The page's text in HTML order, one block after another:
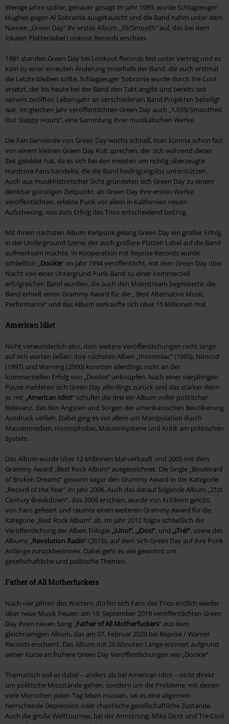
Wenige Jahre später, genauer gesagt im Jahr 1989, wurde Schlagzeuger
Hughes gegen Al Sobrante ausgetauscht und die Band nahm unter dem
Namen „Green Day“ ihr erstes Album „39/Smooth“ auf, das bei dem
lokalen Plattenlabel Lookout Records erschien.
1991 standen Green Day bei Lookout Records fest unter Vertrag und es
kam zu einer erneuten Änderung innerhalb der Band, die auch erstmal
die Letzte bleiben sollte: Schlagzeuger Sobrante wurde durch Tre Cool
ersetzt, der bis heute bei der Band den Takt angibt und bereits seit
seinem zwölften Lebensjahr an verschiedenen Band Projekten beteiligt
war. Im gleichen Jahr veröffentlichten Green Day auch „1,039/Smoothed
Out Slappy Hours“, eine Sammlung ihrer musikalischen Werke.
Die Fan Gemeinde von Green Day wuchs schnell, man könnte schon fast
von einem kleinen Green Day Kult sprechen, der sich während dieser
Zeit gebildet hat, da es sich bei den meisten um richtig überzeugte
Hardcore Fans handelte, die die Band bedingungslos unterstützen.
Auch aus musikhistorischer Sicht gründeten sich Green Day zu einem
denkbar günstigen Zeitpunkt: als Green Day ihre ersten Werke
veröffentlichten, erlebte Punk vor allem in Kalifornien neuen
Aufschwung, was zum Erfolg des Trios entscheidend beitrug.
Mit ihrem nächsten Album Kerlpunk gelang Green Day ein großer Erfolg
in der Underground Szene, der auch größere Platten Label auf die Band
aufmerksam machte. In Kooperation mit Reprise Records wurde
schließlich „ Dookie“ im Jahr 1994 veröffentlicht, mit dem Green Day über
Nacht von einer Untergrund Punk Band zu einer kommerziell
erfolgreichen Band wurden, die auch den Mainstream begeisterte: die
Band erhielt einen Grammy Award für die „ Best Alternative Music
Performance“ und das Album verkaufte sich über 15 Millionen mal.
American Idiot
Nicht verwunderlich also, dass weitere Veröffentlichungen nicht lange
auf sich warten ließen: ihre nächsten Alben „Insomniac“ (1995), Nimrod
(1997) und Warning (2000) konnten allerdings nicht an der
kommerziellen Erfolg von „Dookie“ anknüpfen. Nach einer vierjährigen
Pause meldeten sich Green Day allerdings zurück und das stärker denn
je: mit „ American Idiot“ schufen die drei ein Album voller politischer
Relevanz, das den Ängsten und Sorgen der amerikanischen Bevölkerung
Ausdruck verlieh. Dabei ging es vor allem um Manipulation durch
Massenmedien, Homophobie, Massenhysterie und Kritik am politischen
System.
Das Album wurde über 12 Millionen Mal verkauft und 2005 mit dem
Grammy Award „Best Rock Album“ ausgezeichnet. Die Single „Boulevard
of Broken Dreams“ gewann sogar den Grammy Award in der Kategorie
„Record of the Year” im Jahr 2006. Auch das darauf folgende Album „21st
Century Breakdown“, das 2009 erschien, wurde von Kritikern gelobt,
von Fans gefeiert und räumte einen weiteren Grammy Award für die
Kategorie „Best Rock Album“ ab. Im Jahr 2012 folgte schließlich die
Veröffentlichung der Alben Trilogie „¡Uno!“, „¡Dos!“, und „¡Tré!“, sowie des
Albums „ Revolution Radio“ (2016), auf dem sich Green Day auf ihre Punk
Anfänge zurückbesinnen. Dabei geht es wie gewohnt um
gesellschaftliche und politische Themen.
Father of All Motherfuckers
Nach vier Jahren des Wartens dürfen sich Fans des Trios endlich wieder
über neue Musik freuen: am 19. September 2019 veröffentlichten Green
Day ihren neuen Song „ Father of All Motherfuckers“ aus dem
gleichnamigen Album, das am 07. Februar 2020 bei Reprise / Warner
Records erscheint. Das Album mit 26 Minuten Länge erinnert aufgrund
seiner Kürze an frühere Green Day Veröffentlichungen wie „Dookie“.
Thematisch soll es dabei – anders als bei American Idiot – nicht direkt
um politische Missstände gehen, sondern um die Probleme, mit denen
viele Menschen jeden Tag leben müssen, sei es eine allgemein
herrschende Depression oder chaotische gesellschaftliche Zustände.
Auch die große Welttournee, bei der Armstrong, Mike Dirnt und Tre Cool